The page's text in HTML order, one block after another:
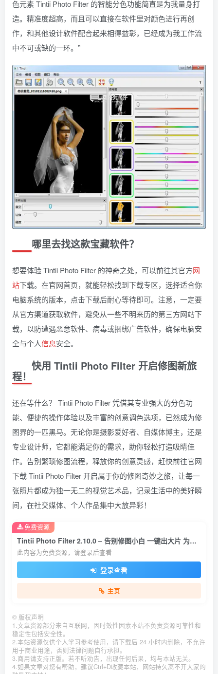
色元素 Tintii Photo Filter 的智能分色功能简直是为我量身打
造。精准度超高，而且可以直接在软件里对颜色进行再创
作，和其他设计软件配合起来相得益彰，已经成为我工作流
中不可或缺的一环。”
哪里去找这款宝藏软件？
想要体验 Tintii Photo Filter 的神奇之处，可以前往其官方网
站下载。在官网首页，就能轻松找到下载专区，选择适合你
电脑系统的版本，点击下载后耐心等待即可。注意，一定要
从官方渠道获取软件，避免从一些不明来历的第三方网站下
载，以防遭遇恶意软件、病毒或捆绑广告软件，确保电脑安
全与个人信息安全。
快用 Tintii Photo Filter 开启修图新旅
程！
还在等什么？ Tintii Photo Filter 凭借其专业强大的分色功
能、便捷的操作体验以及丰富的创意调色选项，已然成为修
图界的一匹黑马。无论你是摄影爱好者、自媒体博主，还是
专业设计师，它都能满足你的需求，助你轻松打造吸睛佳
作。告别繁琐修图流程，释放你的创意灵感，赶快前往官网
下载 Tintii Photo Filter 开启属于你的修图奇妙之旅，让每一
张照片都成为独一无二的视觉艺术品，记录生活中的美好瞬
间，在社交媒体、个人作品集中大放异彩！
Tintii Photo Filter 2.10.0 – 告别修图小白 一键出大片 为你的照片增添色彩
此内容为免费资源，请登录后查看
登录查看
主页
免费资源
© 版权声明
1.文章资源部分来自互联网，因时效性因素本站不负责资源可靠性和
稳定性包括安全性。
2.本站资源仅供个人学习参考使用，请下载后 24 小时内删除，不允许
用于商业用途，否则法律问题自行承担。
3.商用请支持正版。若不听劝告，出现任何后果，均与本站无关。
4.如果文章对您有帮助，建议Ctrl+D收藏本站，网站持久离不开大家的